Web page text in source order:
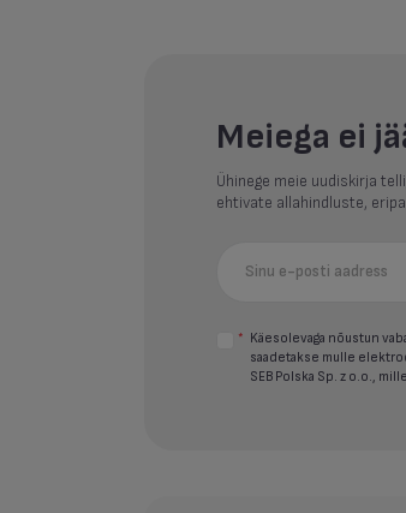
Meiega ei
Ühinege meie uudiskirja
ehtivate allahindluste,
* Käesolevaga nõustun
saadetakse mulle
SEB Polska Sp. z o.o.,